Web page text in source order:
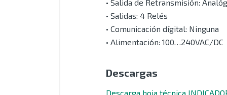
• Salida de Retransmisión:
• Salidas: 4 Relés
• Comunicación dígital: Ninguna
• Alimentación: 100…240VAC/DC
Descargas
Descarga hoja técnica